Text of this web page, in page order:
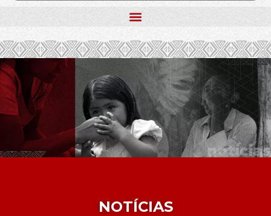
.
NOTÍCIAS